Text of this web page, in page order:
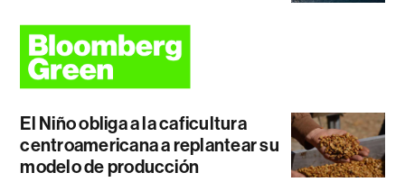
El Niño obliga a la caficultura
centroamericana a replantear su
modelo de producción